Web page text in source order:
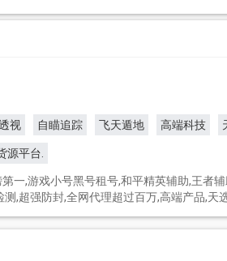
视 自瞄追踪 飞天遁地 高端科技
源平台.
一,游戏小号黑号租号,和平精英辅助,王者
,超强防封,全网代理超过百万,高端产品,天